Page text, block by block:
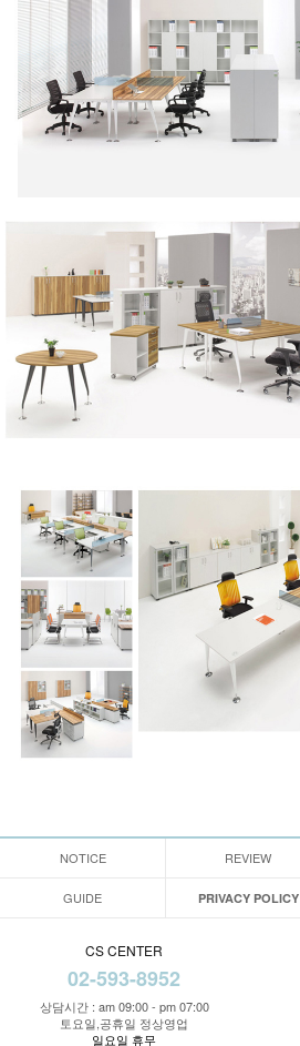
NOTICE REVIEW
GUIDE PRIVACY POLICY
CS CENTER
02-593-8952
상담시간 : am 09:00 - pm 07:00
토요일,공휴일 정상영업
일요일 휴무